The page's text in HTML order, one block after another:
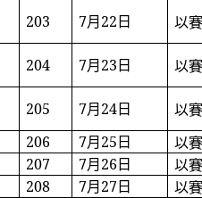
203
7月22日 以
204 7月23日 以
205 7月24日
以
206
7月25日
以
207
7月26日
以
208
7月27日
以